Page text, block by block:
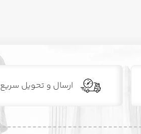
ارسال و تحویل سریع